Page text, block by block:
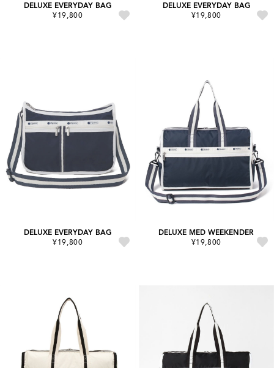
DELUXE EVERYDAY BAG
¥19,800
DELUXE EVERYDAY BAG
¥19,800
DELUXE EVERYDAY BAG
¥19,800
DELUXE MED WEEKENDER
¥19,800